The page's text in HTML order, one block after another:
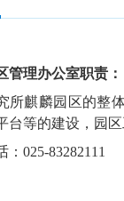
管理办公室职责：
所麒麟园区的整
台等的建设，园
：025-83282111